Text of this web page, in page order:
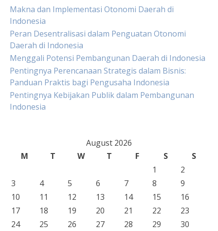
Makna dan Implementasi Otonomi Daerah di
Indonesia
Peran Desentralisasi dalam Penguatan Otonomi
Daerah di Indonesia
Menggali Potensi Pembangunan Daerah di Indonesia
Pentingnya Perencanaan Strategis dalam Bisnis:
Panduan Praktis bagi Pengusaha Indonesia
Pentingnya Kebijakan Publik dalam Pembangunan
Indonesia
August 2026
M
T W T F S
S
1
2
3
4 5 6 7 8
9
10
11 12 13 14 15
16
17
18 19 20 21 22
23
24
25 26 27 28 29 30